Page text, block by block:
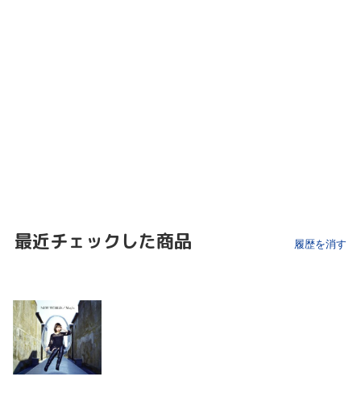
最近チェックした商品 履歴を消す